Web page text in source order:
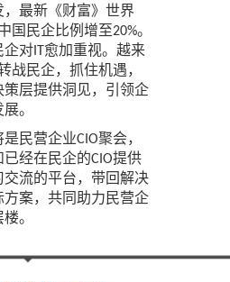
最新《财富》世界
国民企比例增至20%。
对IT愈加重视。越来
战民企，抓住机遇，
策层提供洞见，引领企
。
民营企业CIO聚会，
经在民企的CIO提供
交流的平台，带回解决
方案，共同助力民营企
。